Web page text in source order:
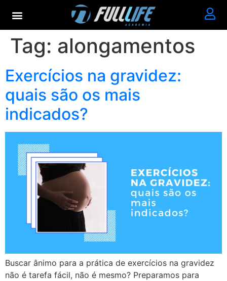
Tag: alongamentos
Exercícios na gravidez:
quais são os mais
indicados?
Buscar ânimo para a prática de exercícios na gravidez
não é tarefa fácil, não é mesmo? Preparamos para